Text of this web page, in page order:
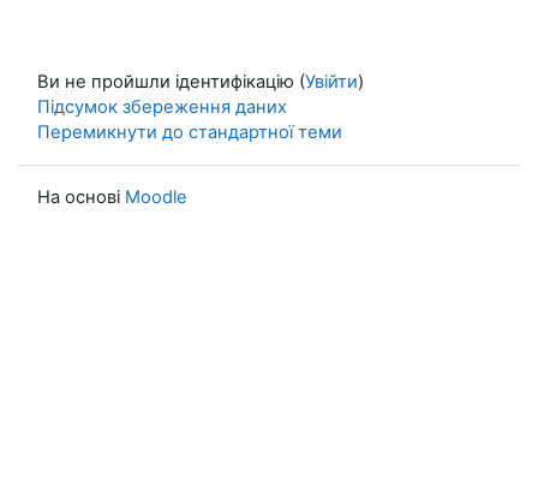
Ви не пройшли ідентифікацію (Увійти)
Підсумок збереження даних
Перемикнути до стандартної теми
На основі Moodle